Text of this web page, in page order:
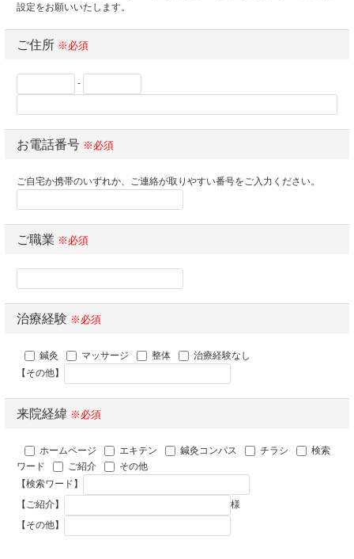
設定をお願いいたします。
ご住所 ※必須
-
お電話番号 ※必須
ご自宅か携帯のいずれか、ご連絡が取りやすい番号をご入力ください。
ご職業 ※必須
治療経験 ※必須
鍼灸 マッサージ 整体
治療経験なし
【その他】
来院経緯 ※必須
ホームページ エキテン 鍼灸コンパス チラシ
検索
ワード
ご紹介
その他
【検索ワード】
【ご紹介】
様
【その他】